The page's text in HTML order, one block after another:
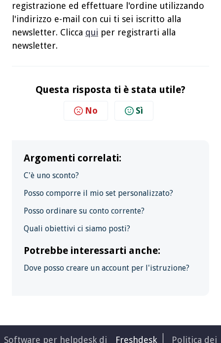
registrazione ed effettuare l'ordine utilizzando
l'indirizzo e-mail con cui ti sei iscritto alla
newsletter. Clicca qui per registrarti alla
newsletter.
Questa risposta ti è stata utile?
No Sì
Argomenti correlati:
C'è uno sconto?
Posso comporre il mio set personalizzato?
Posso ordinare su conto corrente?
Quali obiettivi ci siamo posti?
Potrebbe interessarti anche:
Dove posso creare un account per l'istruzione?
Software per helpdesk di Freshdesk Politica dei